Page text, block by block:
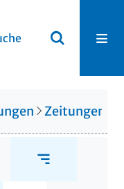
Zeitungen